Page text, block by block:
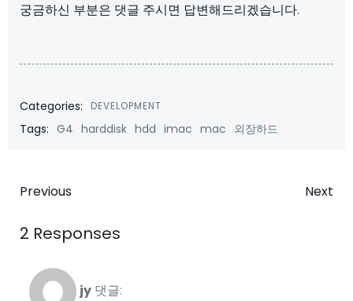
궁금하신 부분은 댓글 주시면 답변해드리겠습니다.
Categories: DEVELOPMENT
Tags: G4 harddisk hdd imac mac 외장하드
Post
navigation
Previous Next
2 Responses
jy 댓글: